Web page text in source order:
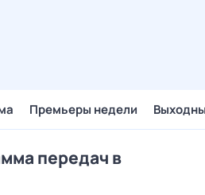
Премьеры недели
передач в